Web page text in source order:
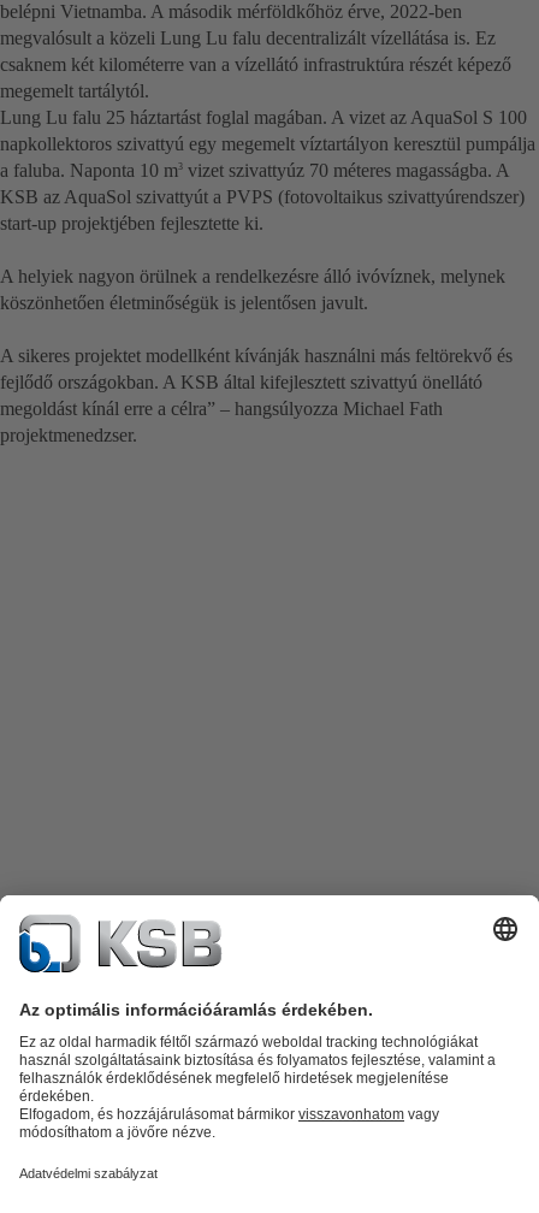
belépni Vietnamba. A második mérföldkőhöz érve, 2022-ben
megvalósult a közeli Lung Lu falu decentralizált vízellátása is. Ez
csaknem két kilométerre van a vízellátó infrastruktúra részét képező
megemelt tartálytól.
Lung Lu falu 25 háztartást foglal magában. A vizet az AquaSol S 100
napkollektoros szivattyú egy megemelt víztartályon keresztül pumpálja
a faluba. Naponta 10 m3 vizet szivattyúz 70 méteres magasságba. A
KSB az AquaSol szivattyút a PVPS (fotovoltaikus szivattyúrendszer)
start-up projektjében fejlesztette ki.
A helyiek nagyon örülnek a rendelkezésre álló ivóvíznek, melynek
köszönhetően életminőségük is jelentősen javult.
A sikeres projektet modellként kívánják használni más feltörekvő és
fejlődő országokban. A KSB által kifejlesztett szivattyú önellátó
megoldást kínál erre a célra” – hangsúlyozza Michael Fath
projektmenedzser.